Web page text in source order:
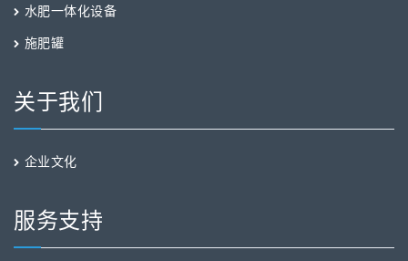
水肥一体化设备
施肥罐
关于我们
企业文化
服务支持